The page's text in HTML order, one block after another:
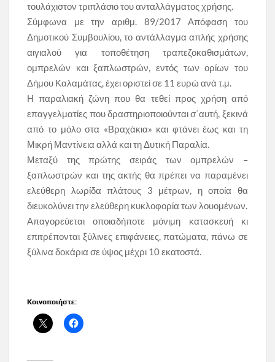
τουλάχιστον τριπλάσιο του ανταλλάγματος χρήσης.
Σύμφωνα με την αριθμ. 89/2017 Απόφαση του
Δημοτικού Συμβουλίου, το αντάλλαγμα απλής χρήσης
αιγιαλού για τοποθέτηση τραπεζοκαθισμάτων,
ομπρελών και ξαπλωστρών, εντός των ορίων του
Δήμου Καλαμάτας, έχει οριστεί σε 11 ευρώ ανά τ.μ.
Η παραλιακή ζώνη που θα τεθεί προς χρήση από
επαγγελματίες που δραστηριοποιούνται σ΄αυτή, ξεκινά
από το μόλο στα «Βραχάκια» και φτάνει έως και τη
Μικρή Μαντίνεια αλλά και τη Δυτική Παραλία.
Μεταξύ της πρώτης σειράς των ομπρελών –
ξαπλωστρών και της ακτής θα πρέπει να παραμένει
ελεύθερη λωρίδα πλάτους 3 μέτρων, η οποία θα
διευκολύνει την ελεύθερη κυκλοφορία των λουομένων.
Απαγορεύεται οποιαδήποτε μόνιμη κατασκευή κι
επιτρέπονται ξύλινες επιφάνειες, πατώματα, πάνω σε
ξύλινα δοκάρια σε ύψος μέχρι 10 εκατοστά.
Κοινοποιήστε: